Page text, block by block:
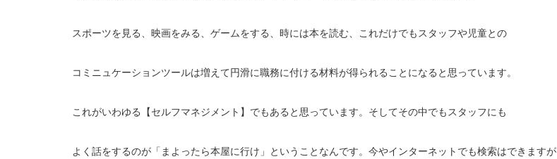
スポーツを見る、映画をみる、ゲームをする、時には本を読む、これだけでもスタッフや児童との
コミニュケーションツールは増えて円滑に職務に付ける材料が得られることになると思っています。
これがいわゆる【セルフマネジメント】でもあると思っています。そしてその中でもスタッフにも
よく話をするのが「まよったら本屋に行け」ということなんです。今やインターネットでも検索はできますが